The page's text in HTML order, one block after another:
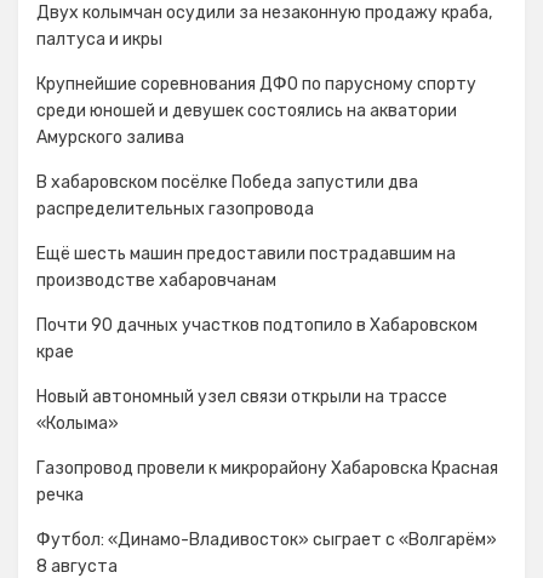
Двух колымчан осудили за незаконную продажу краба,
палтуса и икры
Крупнейшие соревнования ДФО по парусному спорту
среди юношей и девушек состоялись на акватории
Амурского залива
В хабаровском посёлке Победа запустили два
распределительных газопровода
Ещё шесть машин предоставили пострадавшим на
производстве хабаровчанам
Почти 90 дачных участков подтопило в Хабаровском
крае
Новый автономный узел связи открыли на трассе
«Колыма»
Газопровод провели к микрорайону Хабаровска Красная
речка
Футбол: «Динамо-Владивосток» сыграет с «Волгарём»
8 августа